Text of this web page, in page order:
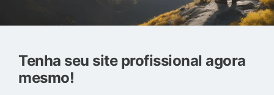
Tenha seu site profissional agora
mesmo!